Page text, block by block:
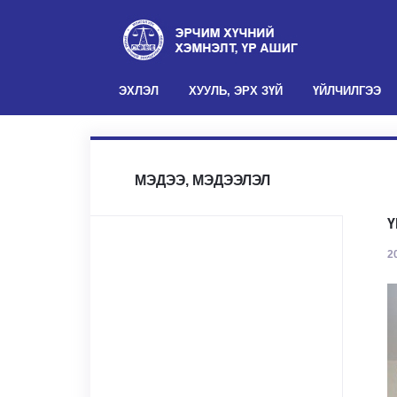
ЭХЛЭЛ(current)ХУУЛЬ, ЭРХ ЗҮЙ ҮЙЛЧИЛГЭЭ
МЭДЭЭ, МЭДЭЭЛЭЛ